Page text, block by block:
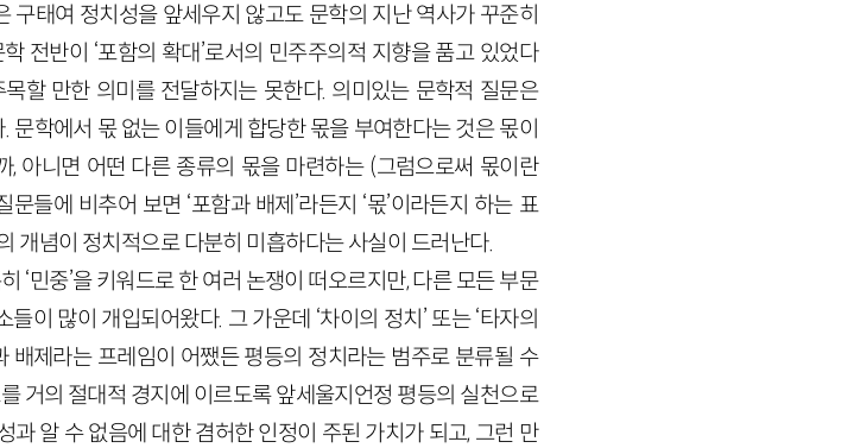
구태여 정치성을 앞세우지 않고도 문학의 지난 역사가 꾸준히
전반이 ‘포함의 확대’로서의 민주주의적 지향을 품고 있었다
할 만한 의미를 전달하지는 못한다. 의미있는 문학적 질문은
학에서 몫 없는 이들에게 합당한 몫을 부여한다는 것은 몫이
아니면 어떤 다른 종류의 몫을 마련하는 (그럼으로써 몫이란
들에 비추어 보면 ‘포함과 배제’라든지 ‘몫’이라든지 하는 표
개념이 정치적으로 다분히 미흡하다는 사실이 드러난다.
‘민중’을 키워드로 한 여러 논쟁이 떠오르지만, 다른 모든 부문
이 많이 개입되어왔다. 그 가운데 ‘차이의 정치’ 또는 ‘타자의
배제라는 프레임이 어쨌든 평등의 정치라는 범주로 분류될 수
거의 절대적 경지에 이르도록 앞세울지언정 평등의 실천으로
알 수 없음에 대한 겸허한 인정이 주된 가치가 되고, 그런 만